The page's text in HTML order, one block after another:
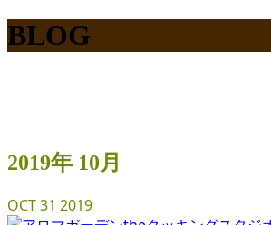
BLOG
2019年 10月
OCT31 2019